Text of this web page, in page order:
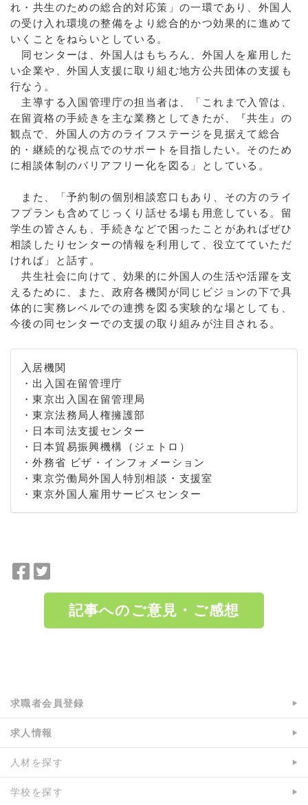
れ・共生のための総合的対応策」の一環であり、外国人
の受け入れ環境の整備をより総合的かつ効果的に進めて
いくことをねらいとしている。
同センターは、外国人はもちろん、外国人を雇用した
い企業や、外国人支援に取り組む地方公共団体の支援も
行なう。
主導する入国管理庁の担当者は、「これまで入管は、
在留資格の手続きを主な業務としてきたが、『共生』の
観点で、外国人の方のライフステージを見据えて総合
的・継続的な視点でのサポートを目指したい。そのため
に相談体制のバリアフリー化を図る」としている。
また、「予約制の個別相談窓口もあり、その方のライ
フプランも含めてじっくり話せる場も用意している。留
学生の皆さんも、手続きなどで困ったことがあればぜひ
相談したりセンターの情報を利用して、役立てていただ
ければ」と話す。
共生社会に向けて、効果的に外国人の生活や活躍を支
えるために、また、政府各機関が同じビジョンの下で具
体的に実務レベルでの連携を図る実験的な場としても、
今後の同センターでの支援の取り組みが注目される。
入居機関
・出入国在留管理庁
・東京出入国在留管理局
・東京法務局人権擁護部
・日本司法支援センター
・日本貿易振興機構（ジェトロ）
・外務省 ビザ・インフォメーション
・東京労働局外国人特別相談・支援室
・東京外国人雇用サービスセンター
シ
ェ
t
ェ
ア
記事へのご意見・ご感想
求職者会員登録
求人情報
人材を探す
学校を探す